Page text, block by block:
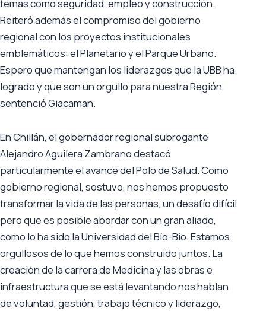
temas como seguridad, empleo y construcción.
Reiteró además el compromiso del gobierno
regional con los proyectos institucionales
emblemáticos: el Planetario y el Parque Urbano.
Espero que mantengan los liderazgos que la UBB ha
logrado y que son un orgullo para nuestra Región,
sentenció Giacaman.
En Chillán, el gobernador regional subrogante
Alejandro Aguilera Zambrano destacó
particularmente el avance del Polo de Salud. Como
gobierno regional, sostuvo, nos hemos propuesto
transformar la vida de las personas, un desafío difícil
pero que es posible abordar con un gran aliado,
como lo ha sido la Universidad del Bío-Bío. Estamos
orgullosos de lo que hemos construido juntos. La
creación de la carrera de Medicina y las obras e
infraestructura que se está levantando nos hablan
de voluntad, gestión, trabajo técnico y liderazgo,